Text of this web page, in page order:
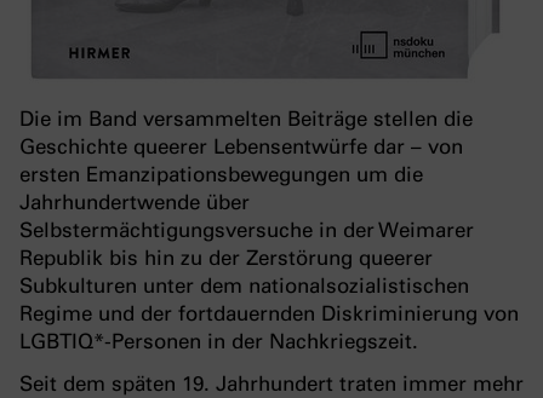
Die im Band versammelten Beiträge stellen die
Geschichte queerer Lebensentwürfe dar – von
ersten Emanzipationsbewegungen um die
Jahrhundertwende über
Selbstermächtigungsversuche in der Weimarer
Republik bis hin zu der Zerstörung queerer
Subkulturen unter dem nationalsozialistischen
Regime und der fortdauernden Diskriminierung von
LGBTIQ*-Personen in der Nachkriegszeit.
Seit dem späten 19. Jahrhundert traten immer mehr